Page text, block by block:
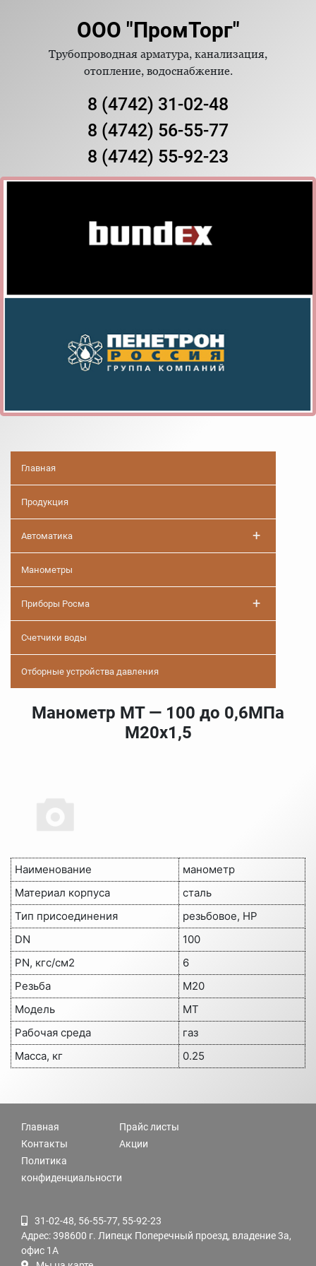
ООО "ПромТорг"
Трубопроводная арматура, канализация,
отопление, водоснабжение.
8 (4742) 31-02-48
8 (4742) 56-55-77
8 (4742) 55-92-23
Главная
Продукция
Автоматика +
Манометры
Приборы Росма +
Счетчики воды
Отборные устройства давления
Манометр МТ — 100 до 0,6МПа
М20х1,5
Наименование
манометр
Материал корпуса
сталь
Тип присоединения
резьбовое, НР
DN
100
PN, кгс/см2
6
Резьба
М20
Модель
МТ
Рабочая среда
газ
Масса, кг
0.25
Главная
Контакты
Политика
конфиденциальности
Прайс листы
Акции
31-02-48, 56-55-77, 55-92-23
Адрес: 398600 г. Липецк Поперечный проезд, владение 3а,
офис 1А